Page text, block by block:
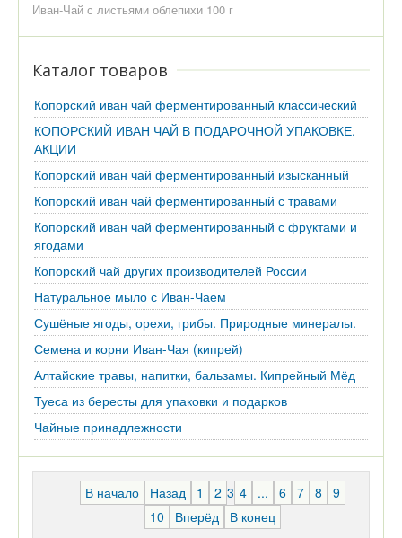
Иван-Чай с листьями облепихи 100 г
Каталог товаров
Копорский иван чай ферментированный классический
КОПОРСКИЙ ИВАН ЧАЙ В ПОДАРОЧНОЙ УПАКОВКЕ.
АКЦИИ
Копорский иван чай ферментированный изысканный
Копорский иван чай ферментированный с травами
Копорский иван чай ферментированный с фруктами и
ягодами
Копорский чай других производителей России
Натуральное мыло с Иван-Чаем
Сушёные ягоды, орехи, грибы. Природные минералы.
Семена и корни Иван-Чая (кипрей)
Алтайские травы, напитки, бальзамы. Кипрейный Мёд
Туеса из бересты для упаковки и подарков
Чайные принадлежности
В начало Назад 1 2 3 4 ... 6 7 8
9
10
Вперёд
В конец